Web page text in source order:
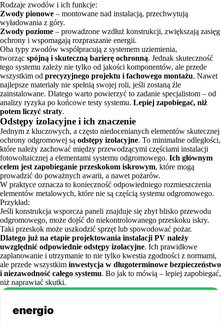
Rodzaje zwodów i ich funkcje:
Zwody pionowe – montowane nad instalacją, przechwytują
wyładowania z góry.
Zwody poziome – prowadzone wzdłuż konstrukcji, zwiększają zasięg
ochrony i wspomagają rozpraszanie energii.
Oba typy zwodów współpracują z systemem uziemienia,
tworząc spójną i skuteczną barierę ochronną. Jednak skuteczność
tego systemu zależy nie tylko od jakości komponentów, ale przede
wszystkim od precyzyjnego projektu i fachowego montażu. Nawet
najlepsze materiały nie spełnią swojej roli, jeśli zostaną źle
zainstalowane. Dlatego warto powierzyć to zadanie specjalistom – od
analizy ryzyka po końcowe testy systemu. Lepiej zapobiegać, niż
potem liczyć straty.
Odstępy izolacyjne i ich znaczenie
Jednym z kluczowych, a często niedocenianych elementów skutecznej
ochrony odgromowej są odstępy izolacyjne. To minimalne odległości,
które należy zachować między przewodzącymi częściami instalacji
fotowoltaicznej a elementami systemu odgromowego. Ich głównym
celem jest zapobieganie przeskokom iskrowym, które mogą
prowadzić do poważnych awarii, a nawet pożarów.
W praktyce oznacza to konieczność odpowiedniego rozmieszczenia
elementów metalowych, które nie są częścią systemu odgromowego.
Przykład:
Jeśli konstrukcja wsporcza paneli znajduje się zbyt blisko przewodu
odgromowego, może dojść do niekontrolowanego przeskoku iskry.
Taki przeskok może uszkodzić sprzęt lub spowodować pożar.
Dlatego już na etapie projektowania instalacji PV należy
uwzględnić odpowiednie odstępy izolacyjne. Ich prawidłowe
zaplanowanie i utrzymanie to nie tylko kwestia zgodności z normami,
ale przede wszystkim inwestycja w długoterminowe bezpieczeństwo
i niezawodność całego systemu. Bo jak to mówią – lepiej zapobiegać,
niż naprawiać skutki.
energio